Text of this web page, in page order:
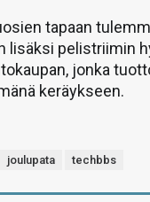
tapaan
lisäksi pelistriimin
jonka
keräykseen.
joulupata techbbs